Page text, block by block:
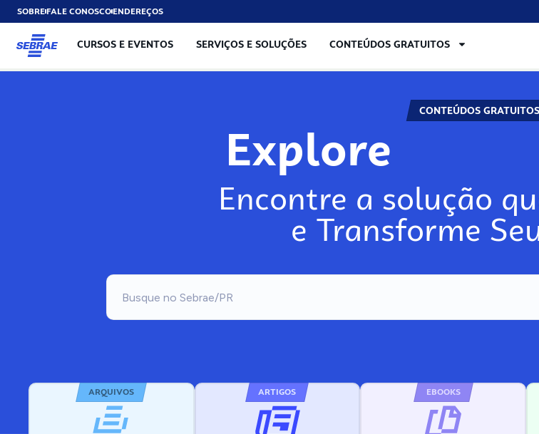
SOBREFALE CONOSCOENDEREÇOS
CURSOS E EVENTOS SERVIÇOS E SOLUÇÕES CONTEÚDOS GRATUITOS
CONTEÚDOS GRATUITOS
Explore
Encontre a solução
e Transforme
ARQUIVOS ARTIGOS EBOOKS